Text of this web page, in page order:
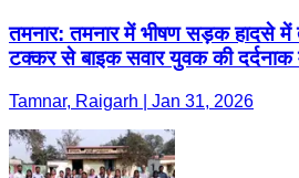
तमनार: तमनार में भीषण सड़क हादसे में
टक्कर से बाइक सवार युवक की दर्दनाक
Tamnar, Raigarh | Jan 31, 2026